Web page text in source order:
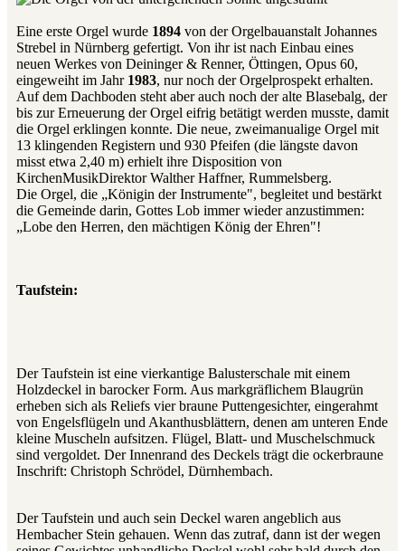
Eine erste Orgel wurde 1894 von der Orgelbauanstalt Johannes
Strebel in Nürnberg gefertigt. Von ihr ist nach Einbau eines
neuen Werkes von Deininger & Renner, Öttingen, Opus 60,
eingeweiht im Jahr 1983, nur noch der Orgelprospekt erhalten.
Auf dem Dachboden steht aber auch noch der alte Blasebalg, der
bis zur Erneuerung der Orgel eifrig betätigt werden musste, damit
die Orgel erklingen konnte. Die neue, zweimanualige Orgel mit
13 klingenden Registern und 930 Pfeifen (die längste davon
misst etwa 2,40 m) erhielt ihre Disposition von
KirchenMusikDirektor Walther Haffner, Rummelsberg.
Die Orgel, die „Königin der Instrumente", begleitet und bestärkt
die Gemeinde darin, Gottes Lob immer wieder anzustimmen:
„Lobe den Herren, den mächtigen König der Ehren"!
Taufstein:
Der Taufstein ist eine vierkantige Balusterschale mit einem
Holzdeckel in barocker Form. Aus markgräflichem Blaugrün
erheben sich als Reliefs vier braune Puttengesichter, eingerahmt
von Engelsflügeln und Akanthusblättern, denen am unteren Ende
kleine Muscheln aufsitzen. Flügel, Blatt- und Muschelschmuck
sind vergoldet. Der Innenrand des Deckels trägt die ockerbraune
Inschrift: Christoph Schrödel, Dürnhembach.
Der Taufstein und auch sein Deckel waren angeblich aus
Hembacher Stein gehauen. Wenn das zutraf, dann ist der wegen